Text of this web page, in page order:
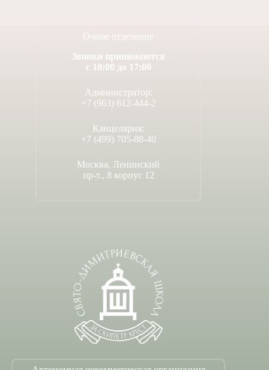
Очное отделение
Звонки принимаются
с 10:00 до 17:00
Администратор:
+7 (963) 612-444-2
Канцелярия:
+7 (499) 705-88-40
Москва, Ленинский
пр-т., 8 корпус 12